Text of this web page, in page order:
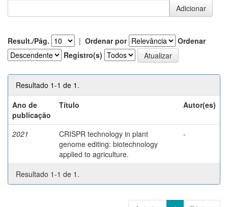
Result./Pág. | Ordenar por
Ordenar
Registro(s)
Resultado 1-1 de 1.
Ano de
publicação
Título Autor(es)
2021
CRISPR technology in plant
genome editing: biotechnology
applied to agriculture.
-
Resultado 1-1 de 1.